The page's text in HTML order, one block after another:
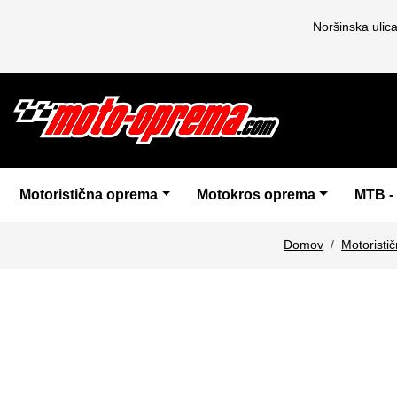
Noršinska
Motoristična oprema Motokros oprema MTB
Domov